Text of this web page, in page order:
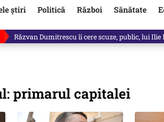
știri Politică Război Sănătate
Răzvan Dumitrescu îi cere scuze, public, lui Ilie
primarul capitalei